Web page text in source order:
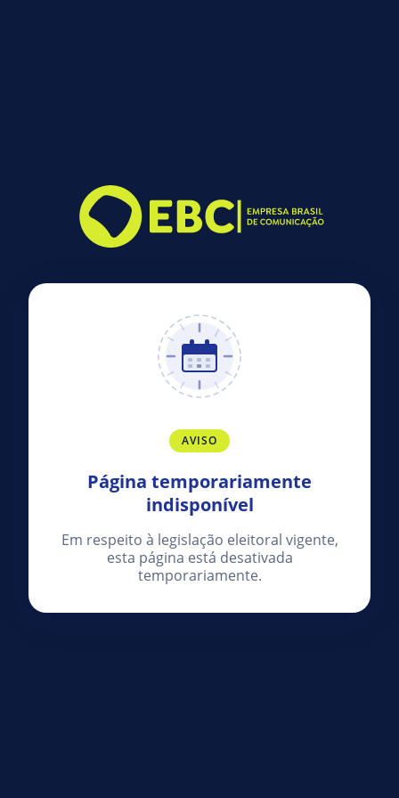
AVISO
Página temporariamente
indisponível
Em respeito à legislação eleitoral vigente,
esta página está desativada
temporariamente.